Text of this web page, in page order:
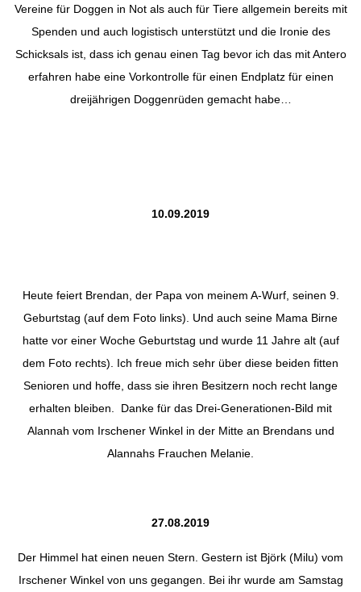
Vereine für Doggen in Not als auch für Tiere allgemein bereits mit
Spenden und auch logistisch unterstützt und die Ironie des
Schicksals ist, dass ich genau einen Tag bevor ich das mit Antero
erfahren habe eine Vorkontrolle für einen Endplatz für einen
dreijährigen Doggenrüden gemacht habe…
10.09.2019
Heute feiert Brendan, der Papa von meinem A-Wurf, seinen 9.
Geburtstag (auf dem Foto links). Und auch seine Mama Birne
hatte vor einer Woche Geburtstag und wurde 11 Jahre alt (auf
dem Foto rechts). Ich freue mich sehr über diese beiden fitten
Senioren und hoffe, dass sie ihren Besitzern noch recht lange
erhalten bleiben.
Danke für das Drei-Generationen-Bild mit
Alannah vom Irschener Winkel in der Mitte an Brendans und
Alannahs Frauchen Melanie.
27.08.2019
Der Himmel hat einen neuen Stern. Gestern ist Björk (Milu) vom
Irschener Winkel von uns gegangen. Bei ihr wurde am Samstag